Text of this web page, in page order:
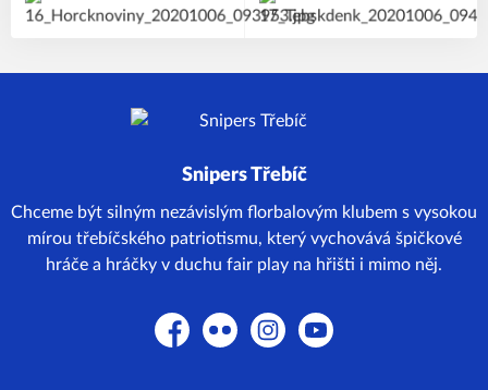
Snipers Třebíč
Chceme být silným nezávislým florbalovým klubem s vysokou
mírou třebíčského patriotismu, který vychovává špičkové
hráče a hráčky v duchu fair play na hřišti i mimo něj.
FacebookFlickr InstagramYouTube